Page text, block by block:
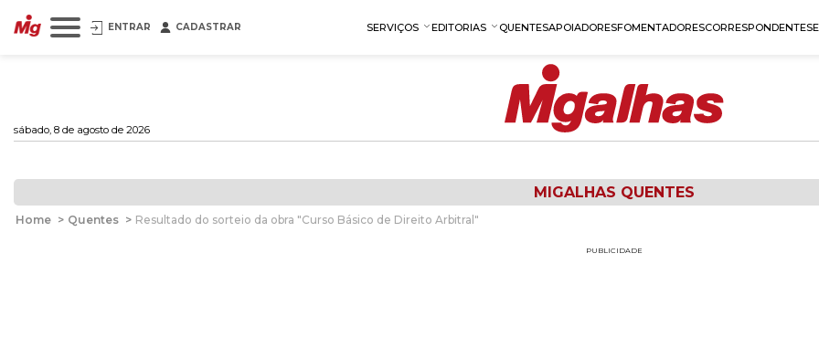
ENTRAR CADASTRAR SERVIÇOS EDITORIAS QUENTESAPOIADORESFOMENTADORESCORRESPONDENTES
sábado, 8 de agosto de 2026
MIGALHAS QUENTES
Home > Quentes > Resultado do sorteio da obra "Curso Básico de Direito Arbitral"
PUBLICIDADE